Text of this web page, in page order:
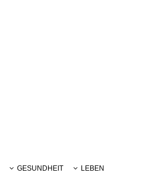
GESUNDHEIT LEBEN